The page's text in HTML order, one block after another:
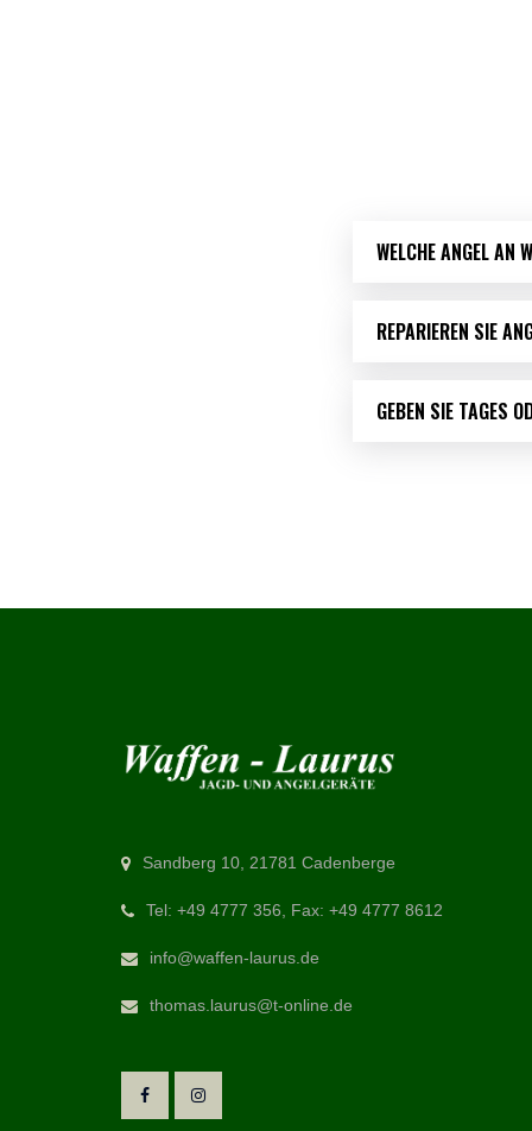
WELCHE ANGEL AN
REPARIEREN SIE
GEBEN SIE TAGES
Sandberg 10, 21781 Cadenberge
Tel: +49 4777 356, Fax: +49 4777 8612
info@waffen-laurus.de
thomas.laurus@t-online.de